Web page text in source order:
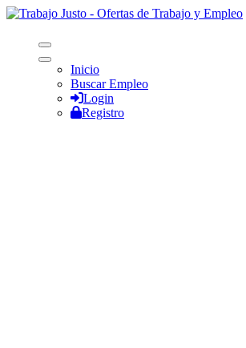
Inicio
Buscar Empleo
Login
Registro